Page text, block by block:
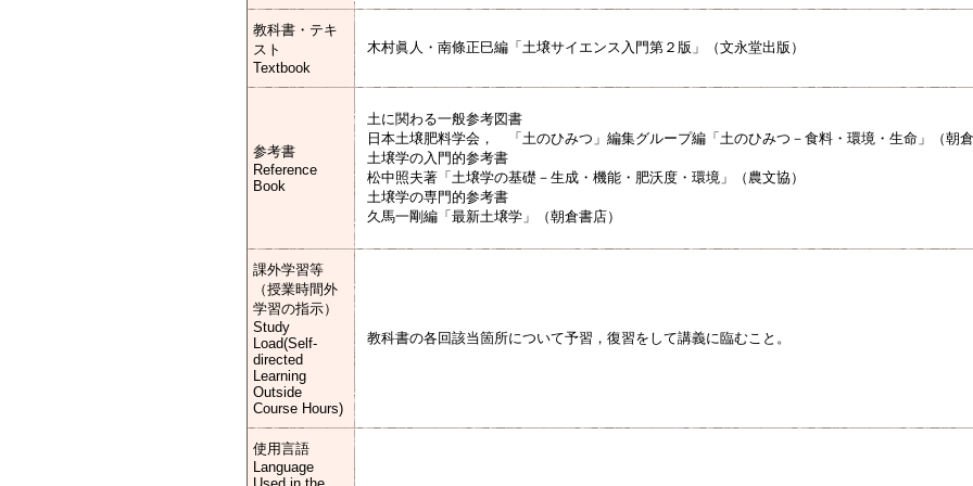
教科書・テキ
スト
Textbook
木村眞人・南條正巳編「土壌サイエンス入門第２版」（文永堂出版）
参考書
Reference
Book
土に関わる一般参考図書
日本土壌肥料学会， 「土のひみつ」編集グループ編「土のひみつ－食料・環境・生命」（朝
土壌学の入門的参考書
松中照夫著「土壌学の基礎－生成・機能・肥沃度・環境」（農文協）
土壌学の専門的参考書
久馬一剛編「最新土壌学」（朝倉書店）
課外学習等
（授業時間外
学習の指示）
Study
Load(Self-
directed
Learning
Outside
Course Hours)
教科書の各回該当箇所について予習，復習をして講義に臨むこと。
使用言語
Language